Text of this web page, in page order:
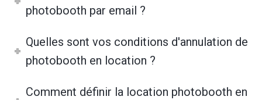
photobooth par email ?
Quelles sont vos conditions d'annulation de
photobooth en location ?
Comment définir la location photobooth en